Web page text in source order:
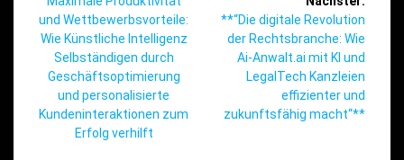
Beitrag:
und Wettbewerbsvorteile:
Wie Künstliche Intelligenz
Selbständigen durch
Geschäftsoptimierung
und personalisierte
Kundeninteraktionen zum
Erfolg verhilft
Nächster
Beitrag:
**“Die digitale Revolution
der Rechtsbranche: Wie
Ai-Anwalt.ai mit KI und
LegalTech Kanzleien
effizienter und
zukunftsfähig macht“**